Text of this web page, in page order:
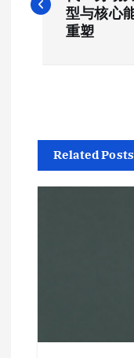
型与核心
重塑
Related Posts